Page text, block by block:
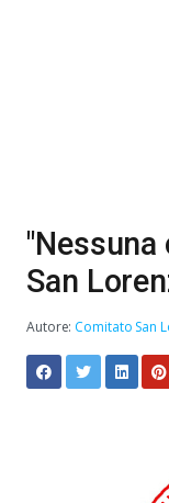
San
Autore: Comitato San